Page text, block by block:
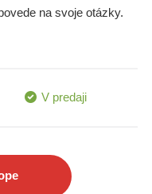
na svoje otázky.
úžasných tém,
pátrania po
V predaji